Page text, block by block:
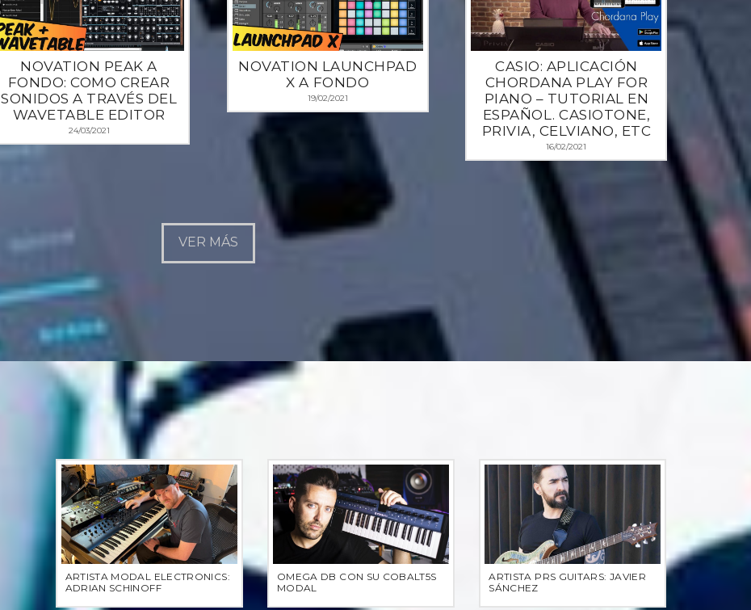
NOVATION PEAK A
FONDO: COMO CREAR
SONIDOS A TRAVÉS DEL
WAVETABLE EDITOR
24/03/2021
NOVATION LAUNCHPAD
X A FONDO
19/02/2021
CASIO: APLICACIÓN
CHORDANA PLAY FOR
PIANO – TUTORIAL EN
ESPAÑOL. CASIOTONE,
PRIVIA, CELVIANO, ETC
16/02/2021
VER MÁS
ARTISTA MODAL ELECTRONICS:
ADRIAN SCHINOFF
OMEGA DB CON SU COBALT5S
MODAL
ARTISTA PRS GUITARS: JAVIER
SÁNCHEZ